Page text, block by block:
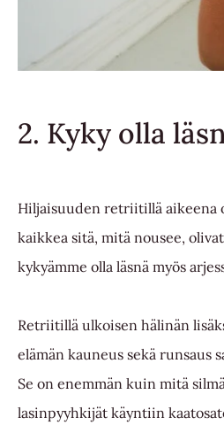
2. Kyky olla
Hiljaisuuden retriitillä aikeena
kaikkea sitä, mitä nousee,
kykyämme olla läsnä myös
Retriitillä ulkoisen hälinän
elämän kauneus sekä runsaus
Se on enemmän kuin mitä
lasinpyyhkijät käyntiin